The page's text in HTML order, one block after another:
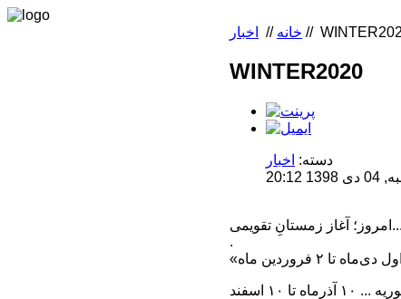
خانه // اخبار //
WINTER2020
دسته: اخبار
تقویمی...!
.